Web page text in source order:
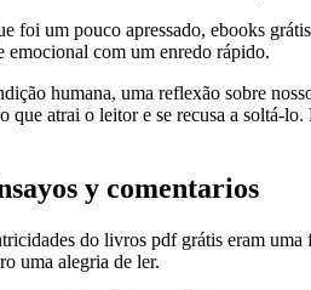
foi um pouco apressado, ebooks
com um enredo rápido.
humana, uma reflexão sobre
atrai o leitor e se recusa a soltá-
y comentarios
do livros pdf grátis eram
uma alegria de ler.